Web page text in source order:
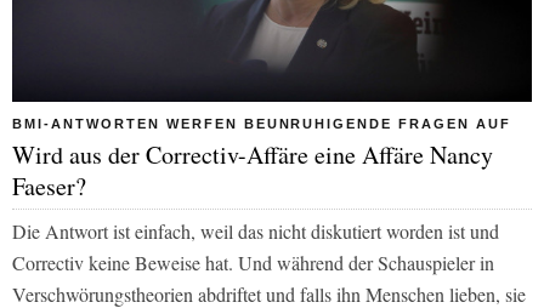
BMI-ANTWORTEN WERFEN BEUNRUHIGENDE FRAGEN AUF
Wird aus der Correctiv-Affäre eine Affäre Nancy
Faeser?
Die Antwort ist einfach, weil das nicht diskutiert worden ist und
Correctiv keine Beweise hat. Und während der Schauspieler in
Verschwörungstheorien abdriftet und falls ihn Menschen lieben, sie